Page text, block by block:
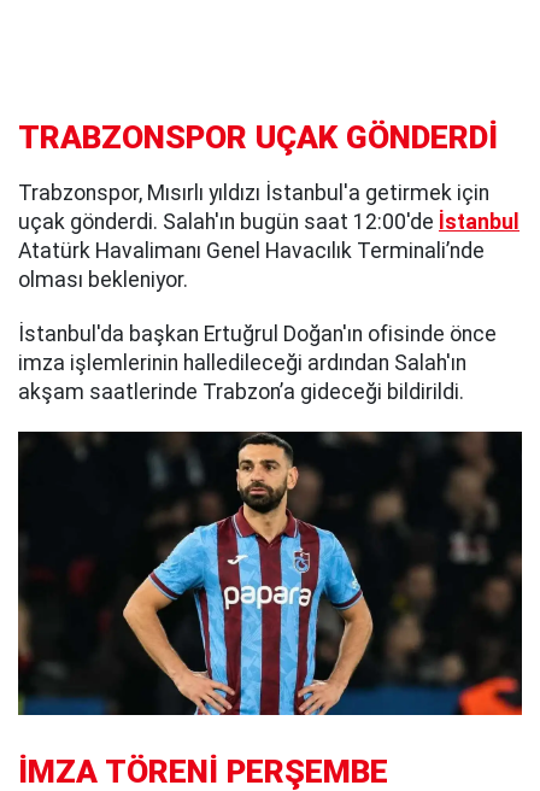
TRABZONSPOR UÇAK GÖNDERDİ
Trabzonspor, Mısırlı yıldızı İstanbul'a getirmek için
uçak gönderdi. Salah'ın bugün saat 12:00'de İstanbul
Atatürk Havalimanı Genel Havacılık Terminali’nde
olması bekleniyor.
İstanbul'da başkan Ertuğrul Doğan'ın ofisinde önce
imza işlemlerinin halledileceği ardından Salah'ın
akşam saatlerinde Trabzon’a gideceği bildirildi.
İMZA TÖRENİ PERŞEMBE